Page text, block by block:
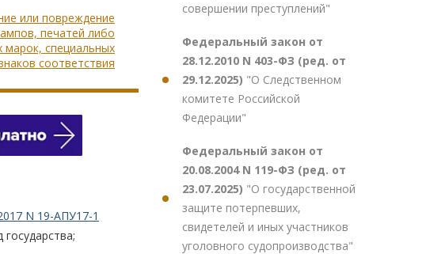
или повреждение
печатей либо
марок, специальных
соответствия
N 19-АПУ17-1
совершении преступлений"
Федеральный закон от
28.12.2010 N 403-ФЗ (ред. от
29.12.2025) "О Следственном
комитете Российской
Федерации"
Федеральный закон от
20.08.2004 N 119-ФЗ (ред. от
23.07.2025) "О государственной
защите потерпевших,
свидетелей и иных участников
уголовного судопроизводства"